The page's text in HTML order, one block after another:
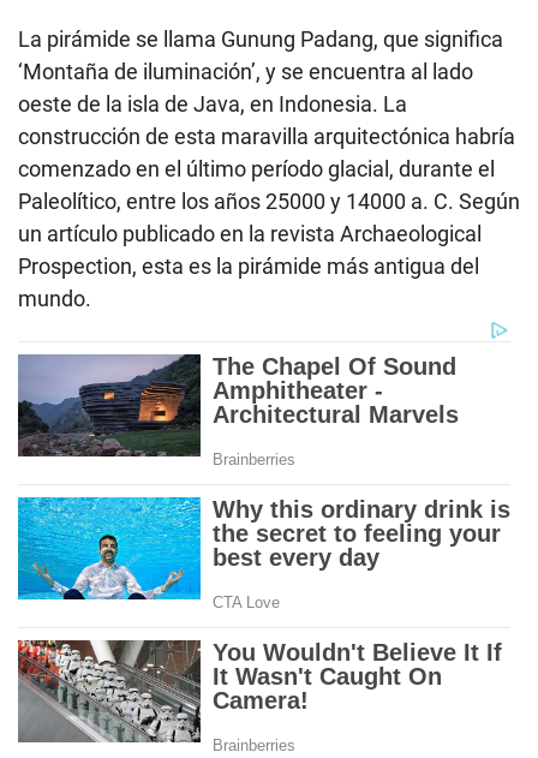
La pirámide se llama Gunung Padang, que significa
‘Montaña de iluminación’, y se encuentra al lado
oeste de la isla de Java, en Indonesia. La
construcción de esta maravilla arquitectónica habría
comenzado en el último período glacial, durante el
Paleolítico, entre los años 25000 y 14000 a. C. Según
un artículo publicado en la revista Archaeological
Prospection, esta es la pirámide más antigua del
mundo.